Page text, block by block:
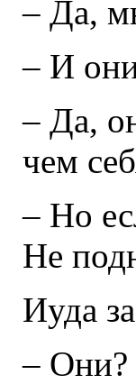
– Да,
– И
– Да,
чем
– Но
Не
Иуда
– Они?